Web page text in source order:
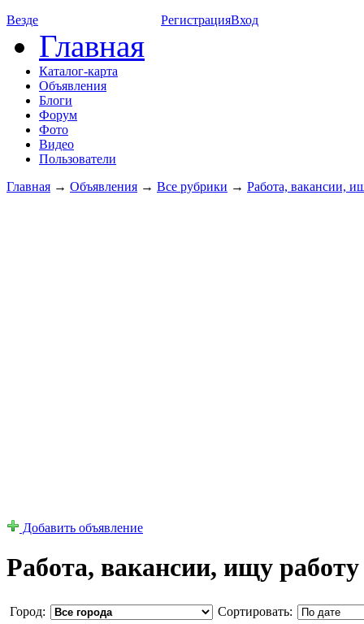
Везде РегистрацияВход
Главная
Каталог-карта
Объявления
Блоги
Форум
Фото
Видео
Пользователи
Главная → Объявления → Все рубрики → Работа, вакансии,
Добавить объявление
Работа, вакансии, ищу
Город:
Сортировать: